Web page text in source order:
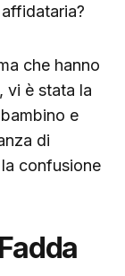
che hanno
vi è stata la
e
di
confusione